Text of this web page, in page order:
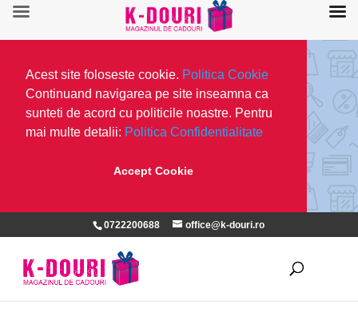
Acest site foloseste cookie. Politica Cookie
Continuand navigarea pe site inseamna ca
sunteti de acord cu politicile noastre. Pentru
mai multe detalii: Politica Confidentialitate
Accept Cookie
0722200688 office@k-douri.ro